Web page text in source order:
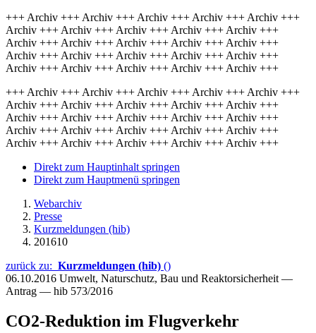
+++ Archiv +++ Archiv +++ Archiv +++ Archiv +++ Archiv +++
Archiv +++ Archiv +++ Archiv +++ Archiv +++ Archiv +++
Archiv +++ Archiv +++ Archiv +++ Archiv +++ Archiv +++
Archiv +++ Archiv +++ Archiv +++ Archiv +++ Archiv +++
Archiv +++ Archiv +++ Archiv +++ Archiv +++ Archiv +++
+++ Archiv +++ Archiv +++ Archiv +++ Archiv +++ Archiv +++
Archiv +++ Archiv +++ Archiv +++ Archiv +++ Archiv +++
Archiv +++ Archiv +++ Archiv +++ Archiv +++ Archiv +++
Archiv +++ Archiv +++ Archiv +++ Archiv +++ Archiv +++
Archiv +++ Archiv +++ Archiv +++ Archiv +++ Archiv +++
Direkt zum Hauptinhalt springen
Direkt zum Hauptmenü springen
Webarchiv
Presse
Kurzmeldungen (hib)
201610
zurück zu: Kurzmeldungen (hib) ()
06.10.2016 Umwelt, Naturschutz, Bau und Reaktorsicherheit —
Antrag — hib 573/2016
CO2-Reduktion im Flugverkehr